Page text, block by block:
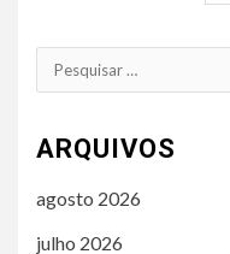
Pesquisar
por:
ARQUIVOS
agosto 2026
julho 2026